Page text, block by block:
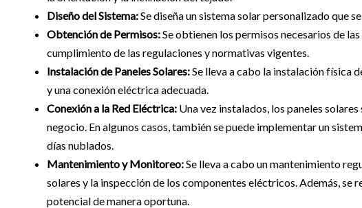
Diseño del Sistema:Se diseña un sistema solar personalizado que
Obtención de Permisos:Se obtienen los permisos necesarios de
cumplimiento de las regulaciones y normativas vigentes.
Instalación de Paneles Solares:Se lleva a cabo la instalación física
y una conexión eléctrica adecuada.
Conexión a la Red Eléctrica: Una vez instalados, los paneles
negocio. En algunos casos, también se puede implementar un
días nublados.
Mantenimiento y Monitoreo:Se lleva a cabo un mantenimiento
solares y la inspección de los componentes eléctricos. Además,
potencial de manera oportuna.